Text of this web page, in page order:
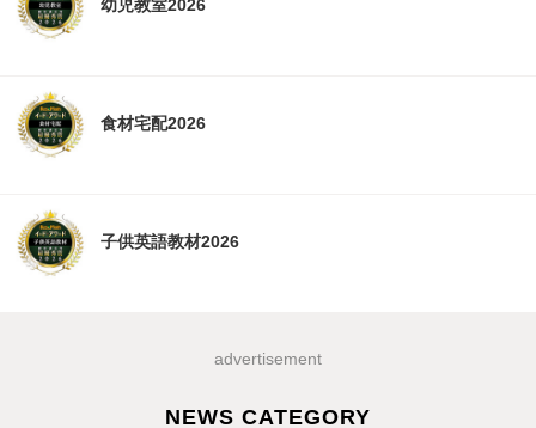
幼児教室2026
食材宅配2026
子供英語教材2026
advertisement
NEWS CATEGORY